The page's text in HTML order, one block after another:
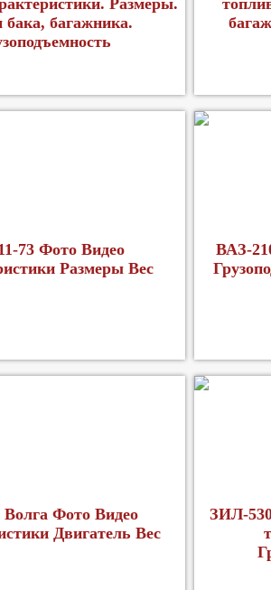
Размеры.
багажника.
73 Фото Видео
Размеры Вес
ВАЗ-
Фото Видео
Двигатель Вес
ЗИЛ-